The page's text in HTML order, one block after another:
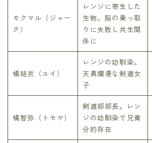
モクマル（ジャー
ク）
レンジに寄生した
生物。脳の乗っ取
りに失敗し共生関
係に
橘結衣（ユイ）
レンジの幼馴染。
天真爛漫な剣道女
子
橘智弥（トモヤ）
剣道部部長。レン
ジの幼馴染で兄貴
分的存在